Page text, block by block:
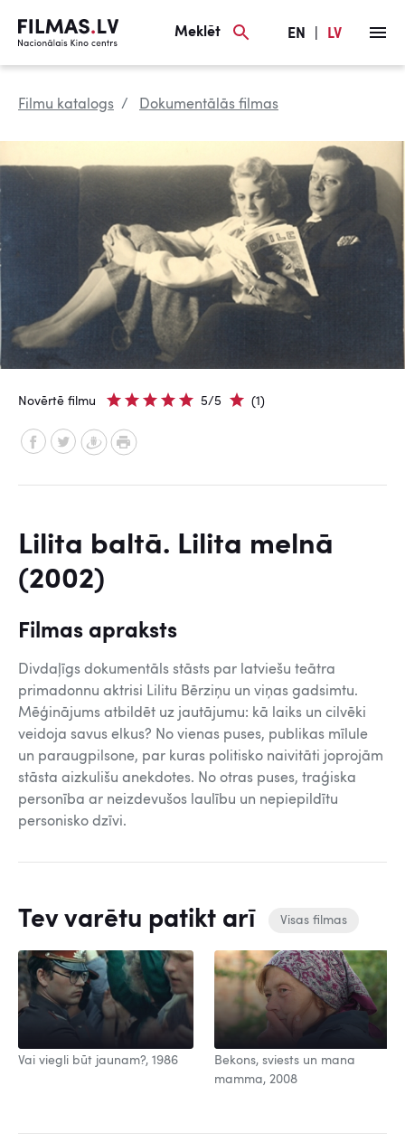
Meklēt EN LV
Filmu katalogs Dokumentālās filmas
Novērtē filmu 5/5 (1)
Lilita baltā. Lilita melnā
(2002)
Filmas apraksts
Divdaļīgs dokumentāls stāsts par latviešu teātra
primadonnu aktrisi Lilitu Bērziņu un viņas gadsimtu.
Mēģinājums atbildēt uz jautājumu: kā laiks un cilvēki
veidoja savus elkus? No vienas puses, publikas mīlule
un paraugpilsone, par kuras politisko naivitāti joprojām
stāsta aizkulišu anekdotes. No otras puses, traģiska
personība ar neizdevušos laulību un nepiepildītu
personisko dzīvi.
Tev varētu patikt arī Visas filmas
Vai viegli būt jaunam?, 1986
Bekons, sviests un mana
mamma, 2008